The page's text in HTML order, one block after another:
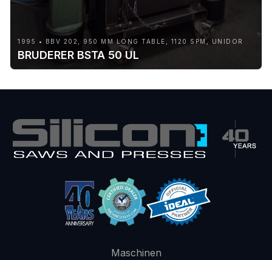
1995 • BBV 202, 950 MM LONG TABLE, 1120 SPM, UNIDOR
BRUDERER BSTA 50 UL
Maschinen